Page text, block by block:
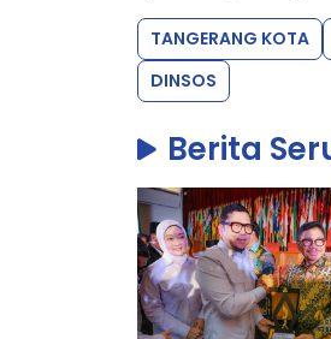
TANGERANG KOTA
DINSOS
Berita